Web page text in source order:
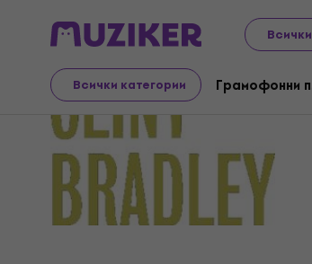
Всички категории Грамофонни